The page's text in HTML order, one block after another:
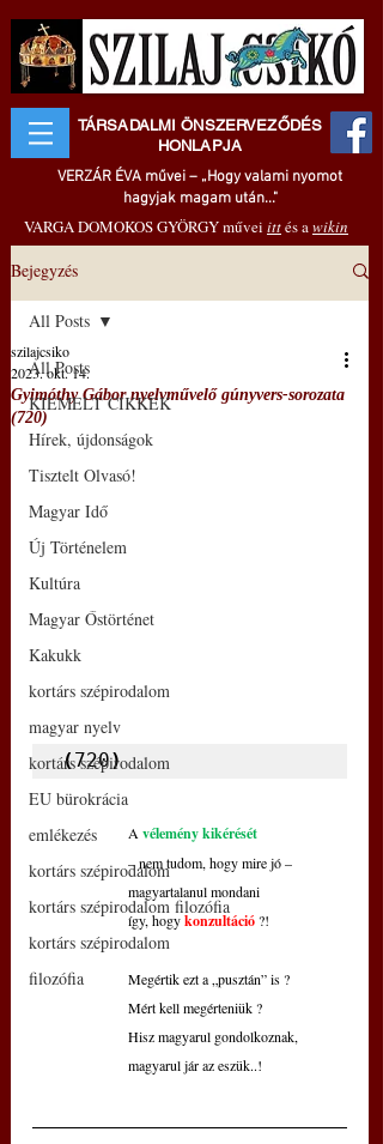
TÁRSADALMI ÖNSZERVEZŐDÉS
HONLAPJA
VERZÁR ÉVA művei – „Hogy valami nyomot
hagyjak magam után..."
VARGA DOMOKOS GYÖRGY művei ittés awikin
Bejegyzés
All Posts
KIEMELT CIKKEK
Hírek, újdonságok
Tisztelt Olvasó!
Magyar Idő
Új Történelem
Kultúra
Magyar Őstörténet
Kakukk
kortárs szépirodalom
magyar nyelv
kortárs szépirodalom
EU bürokrácia
emlékezés
kortárs szépirodalom
kortárs szépirodalom filozófia
kortárs szépirodalom
filozófia
All Posts
Gyimóthy Gábor nyelvművelő gúnyvers-sorozata
(720)
szilajcsiko
2023. okt. 14.
(720)
A vélemény kikérését
– nem tudom, hogy mire jó –
magyartalanul mondani
így, hogy konzultáció ?!
Megértik ezt a „pusztán” is ?
Mért kell megérteniük ?
Hisz magyarul gondolkoznak,
magyarul jár az eszük..!